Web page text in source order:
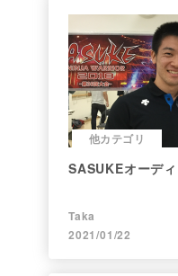
他カテゴリ
SASUKEオーデ
Taka
2021/01/22